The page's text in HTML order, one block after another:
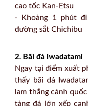
cao tốc Kan-Etsu
- Khoảng 1 phút
đường sắt Chichibu
2. Bãi đá Iwadatami
Ngay tại điểm xuất
thấy bãi đá
lam thắng cảnh
tảng đá lớn xếp